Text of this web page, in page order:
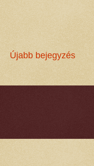
Újabb bejegyzés